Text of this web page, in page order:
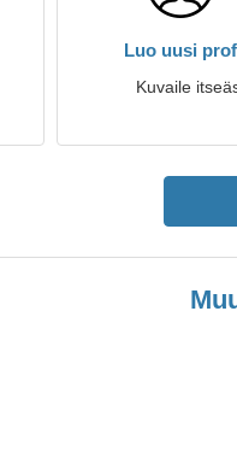
Luo uusi
Kuvaile